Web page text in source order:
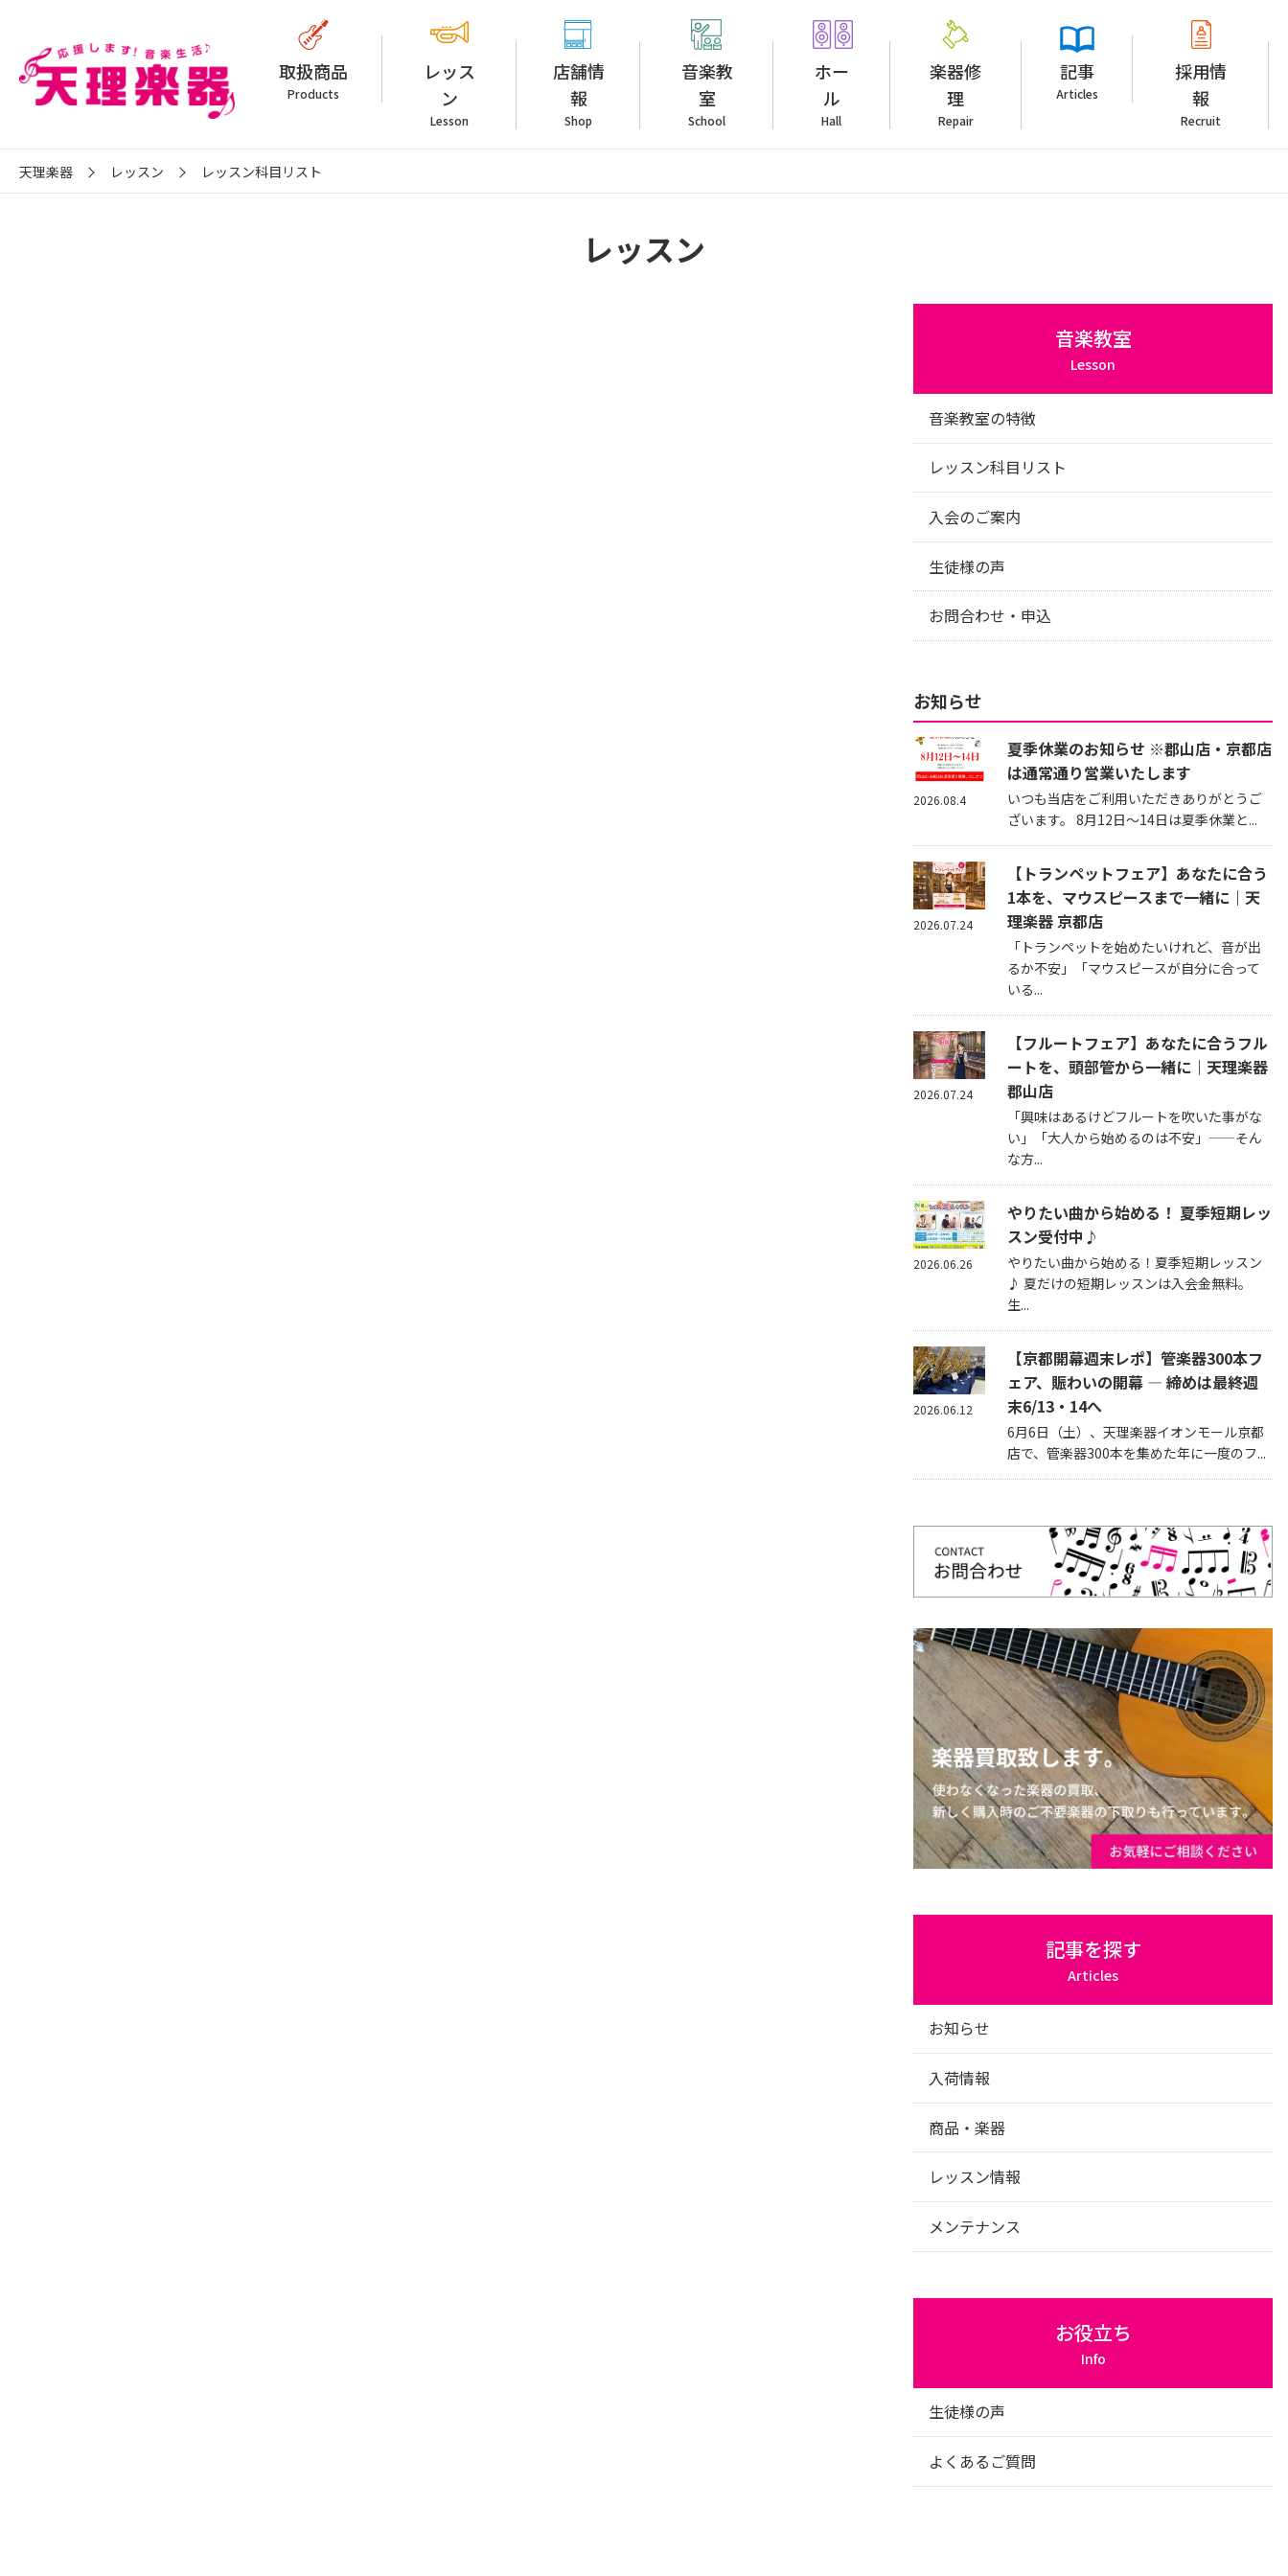
取扱商品
Products
レッス
ン
Lesson
店舗情
報
Shop
音楽教
室
School
ホー
ル
Hall
楽器修
理
Repair
記事
Articles
採用情
報
Recruit
天理楽器 レッスン レッスン科目リスト
レッスン
音楽教室
Lesson
音楽教室の特徴
レッスン科目リスト
入会のご案内
生徒様の声
お問合わせ・申込
お知らせ
夏季休業のお知らせ ※郡山店・京都店
は通常通り営業いたします
いつも当店をご利用いただきありがとうご
ざいます。 8月12日～14日は夏季休業と...
2026.08.4
【トランペットフェア】あなたに合う
1本を、マウスピースまで一緒に｜天
理楽器 京都店
「トランペットを始めたいけれど、音が出
るか不安」「マウスピースが自分に合って
いる...
2026.07.24
【フルートフェア】あなたに合うフル
ートを、頭部管から一緒に｜天理楽器
郡山店
「興味はあるけどフルートを吹いた事がな
い」「大人から始めるのは不安」——そん
な方...
2026.07.24
やりたい曲から始める！ 夏季短期レッ
スン受付中♪
やりたい曲から始める！夏季短期レッスン
♪ 夏だけの短期レッスンは入会金無料。
生...
2026.06.26
【京都開幕週末レポ】管楽器300本フ
ェア、賑わいの開幕 — 締めは最終週
末6/13・14へ
6月6日（土）、天理楽器イオンモール京都
店で、管楽器300本を集めた年に一度のフ...
2026.06.12
記事を探す
Articles
お知らせ
入荷情報
商品・楽器
レッスン情報
メンテナンス
お役立ち
Info
生徒様の声
よくあるご質問